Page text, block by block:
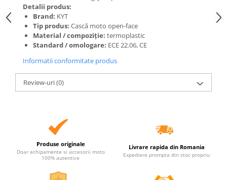
Detalii produs:
Brand: KYT
Tip produs: Cască moto open-face
Material / compoziție: termoplastic
Standard / omologare: ECE 22.06, CE
Informatii conformitate produs
Review-uri(0)
Produse originale
Doar echipamente si accesorii moto
100% autentice
Livrare rapida din Romania
Expediere prompta din stoc propriu